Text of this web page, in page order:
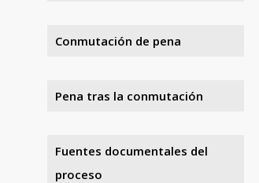
Conmutación de pena
Pena tras la conmutación
Fuentes documentales del
proceso